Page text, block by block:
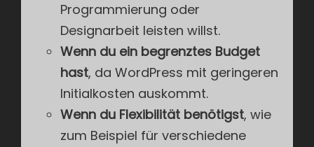
Programmierung oder
Designarbeit leisten willst.
Wenn du ein begrenztes Budget
hast, da WordPress mit geringeren
Initialkosten auskommt.
Wenn du Flexibilität benötigst, wie
zum Beispiel für verschiedene